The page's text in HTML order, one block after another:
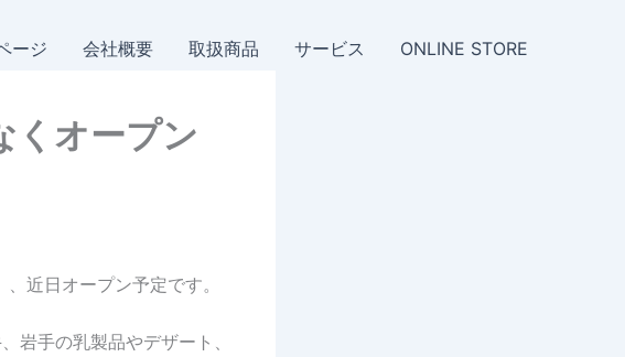
ージ 会社概要 取扱商品 サービス ONLINE STORE
くオープン
近日オープン予定です。
岩手の乳製品やデザート、